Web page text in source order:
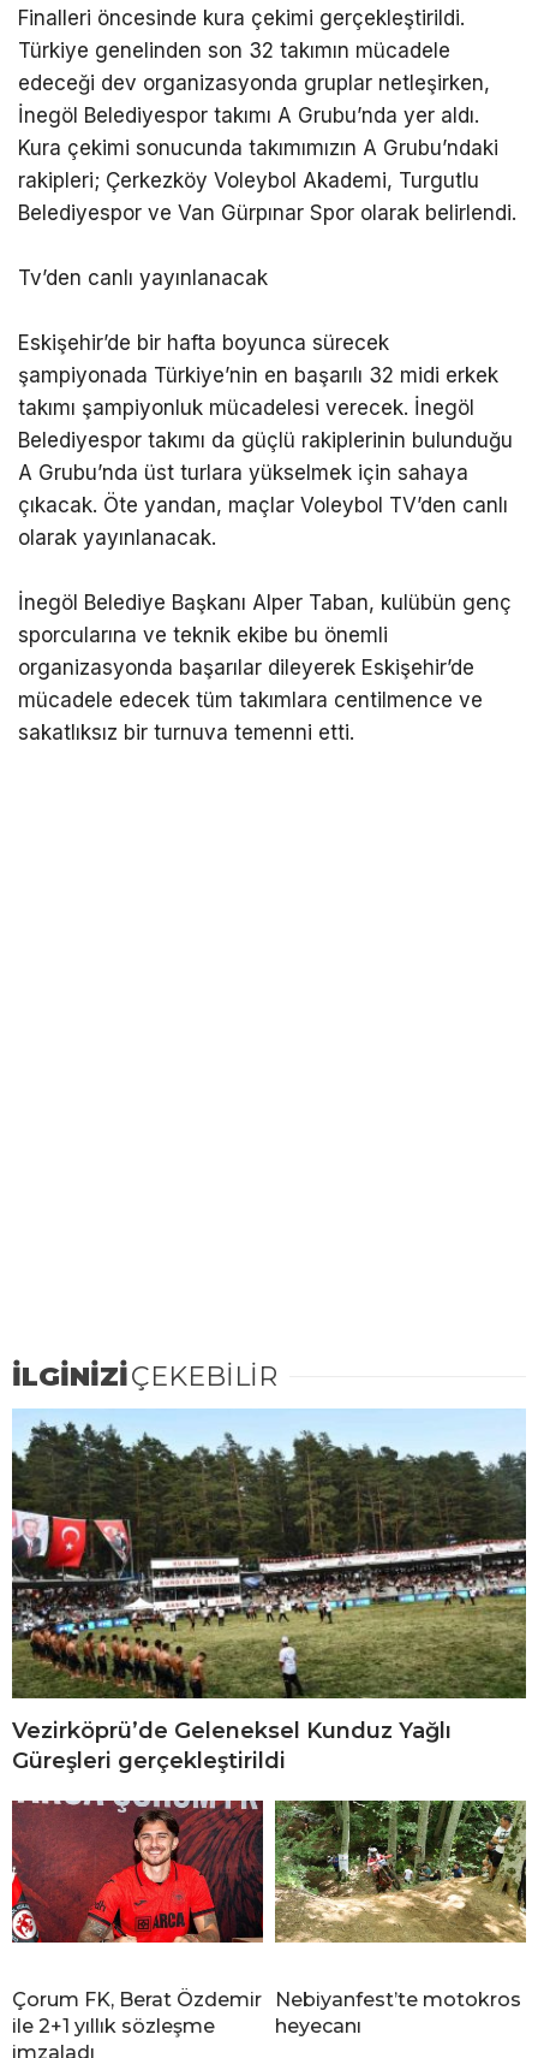
Finalleri öncesinde kura çekimi gerçekleştirildi.
Türkiye genelinden son 32 takımın mücadele
edeceği dev organizasyonda gruplar netleşirken,
İnegöl Belediyespor takımı A Grubu’nda yer aldı.
Kura çekimi sonucunda takımımızın A Grubu’ndaki
rakipleri; Çerkezköy Voleybol Akademi, Turgutlu
Belediyespor ve Van Gürpınar Spor olarak belirlendi.
Tv’den canlı yayınlanacak
Eskişehir’de bir hafta boyunca sürecek
şampiyonada Türkiye’nin en başarılı 32 midi erkek
takımı şampiyonluk mücadelesi verecek. İnegöl
Belediyespor takımı da güçlü rakiplerinin bulunduğu
A Grubu’nda üst turlara yükselmek için sahaya
çıkacak. Öte yandan, maçlar Voleybol TV’den canlı
olarak yayınlanacak.
İnegöl Belediye Başkanı Alper Taban, kulübün genç
sporcularına ve teknik ekibe bu önemli
organizasyonda başarılar dileyerek Eskişehir’de
mücadele edecek tüm takımlara centilmence ve
sakatlıksız bir turnuva temenni etti.
İLGİNİZİÇEKEBİLİR
Vezirköprü’de Geleneksel Kunduz Yağlı
Güreşleri gerçekleştirildi
Çorum FK, Berat Özdemir
ile 2+1 yıllık sözleşme
imzaladı
Nebiyanfest’te motokros
heyecanı